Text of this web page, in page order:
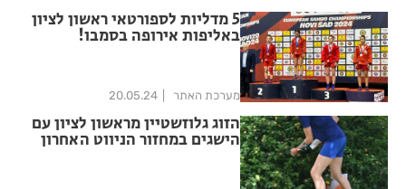
5 מדליות לספורטאי ראשון לציון
באליפות אירופה בסמבו!
מערכת האתר 20.05.24
הזוג גלוזשטיין מראשון לציון עם
הישגים במחזור הניווט האחרון